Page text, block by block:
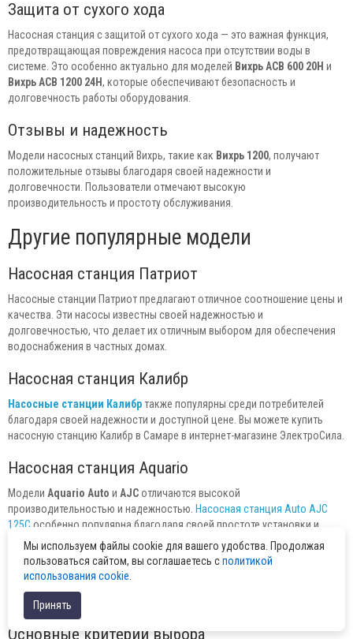
Защита от сухого хода
Насосная станция с защитой от сухого хода — это важная функция,
предотвращающая повреждения насоса при отсутствии воды в
системе. Это особенно актуально для моделей Вихрь АСВ 600 20Н и
Вихрь АСВ 1200 24Н, которые обеспечивают безопасность и
долговечность работы оборудования.
Отзывы и надежность
Модели насосных станций Вихрь, такие как Вихрь 1200, получают
положительные отзывы благодаря своей надежности и
долговечности. Пользователи отмечают высокую
производительность и простоту обслуживания.
Другие популярные модели
Насосная станция Патриот
Насосные станции Патриот предлагают отличное соотношение цены и
качества. Эти насосы известны своей надежностью и
долговечностью, что делает их отличным выбором для обеспечения
водоснабжения в частных домах.
Насосная станция Калибр
Насосные станции Калибртакже популярны среди потребителей
благодаря своей надежности и доступной цене. Вы можете купить
насосную станцию Калибр в Самаре в интернет-магазине ЭлектроСила.
Насосная станция Aquario
Модели Aquario Auto и AJCотличаются высокой
производительностью и надежностью. Насосная станция Auto AJC
125C особенно популярна благодаря своей простоте установки и
эксплуатации.
Как выбрать и купить насосную
станцию?
Основные критерии выбора
Мы используем файлы cookie для вашего удобства. Продолжая
пользоваться сайтом, вы соглашаетесь сполитикой
использования cookie
Принять